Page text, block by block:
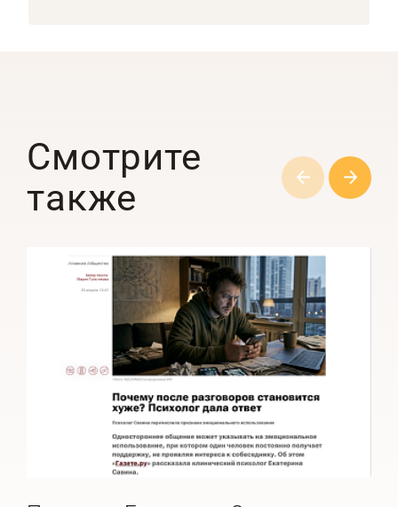
Смотрите
также